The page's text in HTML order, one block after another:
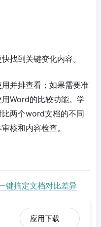
找到关键变化内容。
并排查看；如果需要准
Word的比较功能。学
两个word文档的不同
核和内容检查。
键搞定文档对比差异
应用下载